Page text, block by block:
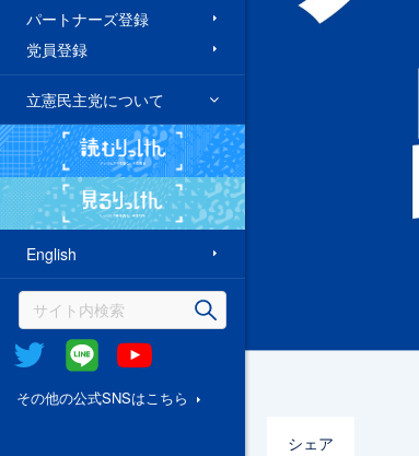
パートナーズ登録
党員登録
立憲民主党について
English
Twitter @Line
その他の公式SNSはこちら
シェア